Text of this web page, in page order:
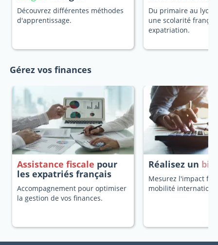
Découvrez différentes méthodes
d'apprentissage.
Du primaire au
une scolarité
expatriation.
Gérez vos finances
Assistance fiscale pour
les expatriés français
Accompagnement pour optimiser
la gestion de vos finances.
Réalisez un
Mesurez l'impact
mobilité